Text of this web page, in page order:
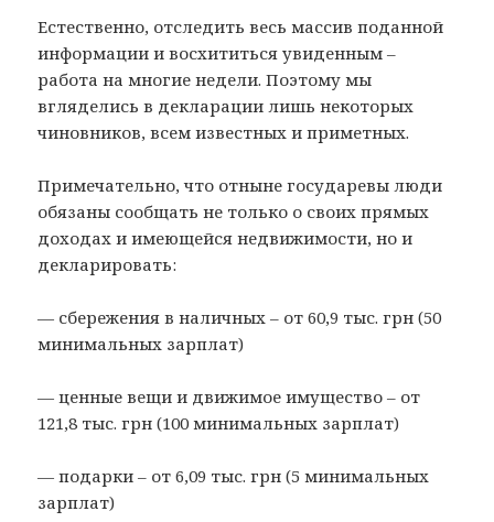
Естественно, отследить весь массив поданной
информации и восхититься увиденным –
работа на многие недели. Поэтому мы
вгляделись в декларации лишь некоторых
чиновников, всем известных и приметных.
Примечательно, что отныне государевы люди
обязаны сообщать не только о своих прямых
доходах и имеющейся недвижимости, но и
декларировать:
— сбережения в наличных – от 60,9 тыс. грн (50
минимальных зарплат)
— ценные вещи и движимое имущество – от
121,8 тыс. грн (100 минимальных зарплат)
— подарки – от 6,09 тыс. грн (5 минимальных
зарплат)